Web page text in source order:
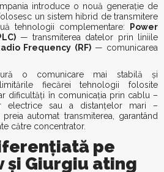
introduce o nouă generație de
un sistem hibrid de transmitere
tehnologii complementare:
Power
— transmiterea datelor prin liniile
Frequency (RF)— comunicarea
o comunicare mai stabilă și
fiecărei tehnologii folosite
dificultăți în comunicația prin cablu –
electrice sau a distanțelor mari –
automat transmiterea, garantând
către concentrator.
pe
și Giurgiu ating